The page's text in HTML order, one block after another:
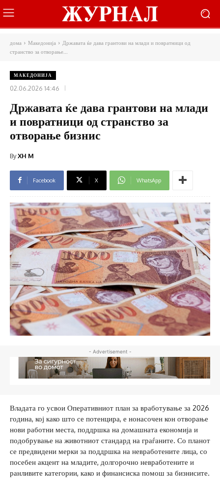
дома Македонија
Државата ќе дава грантови на млади и повратници од
странство за отворање...
МАКЕДОНИЈА
02.06.2026 14:46
Државата ќе дава грантови на млади
и повратници од странство за
отворање бизнис
ByXH M
Facebook X WhatsApp
- Advertisement -
Владата го усвои Оперативниот план за вработување за 2026
година, кој како што се потенцира, е нонасочен кон отворање
нови работни места, поддршка на домашната економија и
подобрување на животниот стандард на граѓаните. Со планот
се предвидени мерки за поддршка на невработените лица, со
посебен акцент на младите, долгорочно невработените и
ранливите категории, како и финансиска помош за бизнисите.